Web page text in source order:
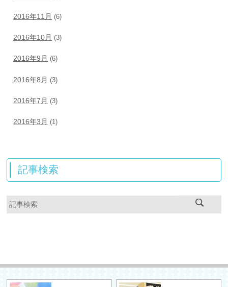
2016年11月 (6)
2016年10月 (3)
2016年9月 (6)
2016年8月 (3)
2016年7月 (3)
2016年3月 (1)
記事検索